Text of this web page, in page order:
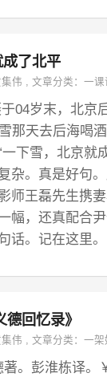
了北平
伟 ,文章分类：一课
04岁末，北京
那天去后海喝
一下雪，北京
杂。真是好句
师王磊先生携
幅，还真配合
话。记在这里。
德回忆录》
伟 ,文章分类：一架
。彭淮栋译。